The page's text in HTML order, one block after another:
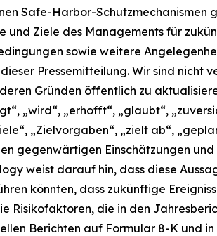
Safe-Harbor-Schutzmechanismen
und Ziele des Managements für
sowie weitere
Pressemitteilung. Wir sind nicht
Gründen öffentlich zu
„wird“, „erhofft“, „glaubt“,
„Zielvorgaben“, „zielt ab“,
gegenwärtigen Einschätzungen
weist darauf hin, dass diese
könnten, dass zukünftige
die in den
Berichten auf Formular 8-K und